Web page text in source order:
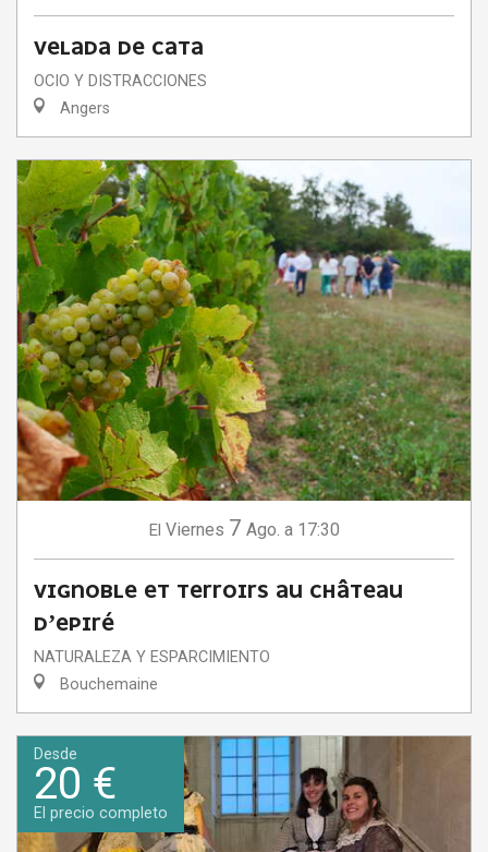
VELADA DE CATA
OCIO Y DISTRACCIONES
Angers
El Viernes 7 Ago. a 17:30
VIGNOBLE ET TERROIRS AU CHÂTEAU
D’EPIRÉ
NATURALEZA Y ESPARCIMIENTO
Bouchemaine
Desde
20 €
El precio completo